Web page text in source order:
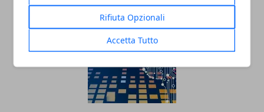
Rifiuta Opzionali
Accetta Tutto